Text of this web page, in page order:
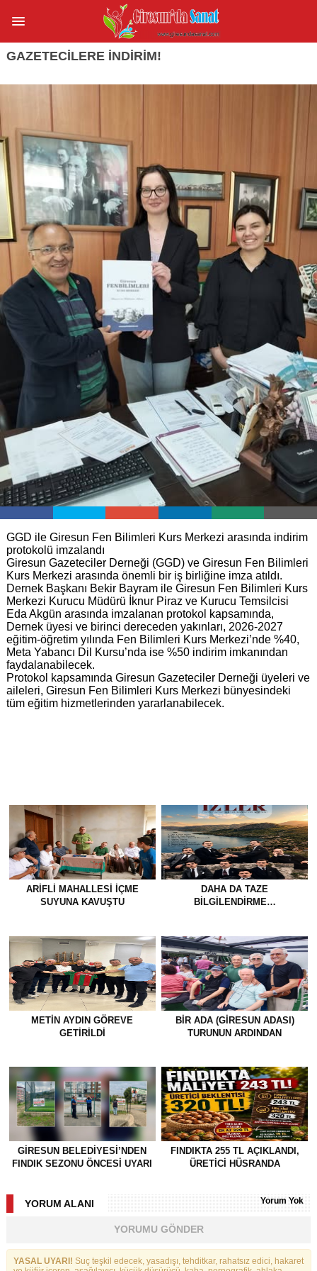
GAZETECİLERE İNDİRİM!
GGD ile Giresun Fen Bilimleri Kurs Merkezi arasında indirim
protokolü imzalandı
Giresun Gazeteciler Derneği (GGD) ve Giresun Fen Bilimleri
Kurs Merkezi arasında önemli bir iş birliğine imza atıldı.
Dernek Başkanı Bekir Bayram ile Giresun Fen Bilimleri Kurs
Merkezi Kurucu Müdürü İknur Piraz ve Kurucu Temsilcisi
Eda Akgün arasında imzalanan protokol kapsamında,
Dernek üyesi ve birinci dereceden yakınları, 2026-2027
eğitim-öğretim yılında Fen Bilimleri Kurs Merkezi’nde %40,
Meta Yabancı Dil Kursu’nda ise %50 indirim imkanından
faydalanabilecek.
Protokol kapsamında Giresun Gazeteciler Derneği üyeleri ve
aileleri, Giresun Fen Bilimleri Kurs Merkezi bünyesindeki
tüm eğitim hizmetlerinden yararlanabilecek.
ARIFLI MAHALLESI İÇME
SUYUNA KAVUŞTU
DAHA DA TAZE
BİLGİLENDİRME…
METİN AYDIN GÖREVE
GETİRİLDİ
BİR ADA (GİRESUN ADASI)
TURUNUN ARDINDAN
GİRESUN BELEDİYESİ’NDEN
FINDIK SEZONU ÖNCESİ UYARI
FINDIKTA 255 TL AÇIKLANDI,
ÜRETİCİ HÜSRANDA
YORUM ALANI Yorum Yok
YORUMU GÖNDER
YASAL UYARI! Suç teşkil edecek, yasadışı, tehditkar, rahatsız edici, hakaret